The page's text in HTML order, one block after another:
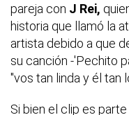
pareja con J Rei,
historia que llamó la
artista debido a que
su canción -'Pechito
"vos tan linda y él tan
Si bien el clip es